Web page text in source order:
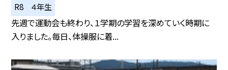
R8 ４年生
先週で運動会も終わり、１学期の学習を深めていく時期に
入りました。毎日、体操服に着...